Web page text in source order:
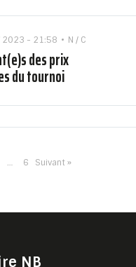
2023 - 21:58 N / C
des prix
du tournoi
… 6 Suivant »
NB